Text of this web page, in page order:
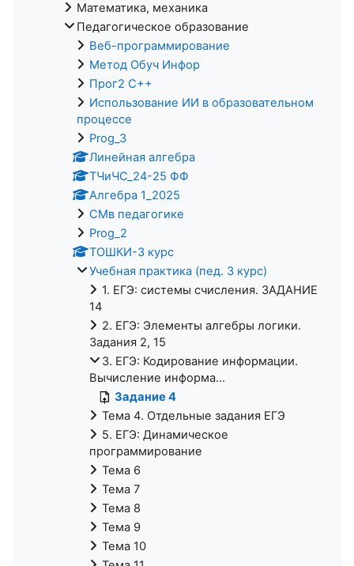
Математика, механика
Педагогическое образование
Веб-программирование
Метод Обуч Инфор
Прог2 С++
Использование ИИ в образовательном
процессе
Prog_3
Линейная алгебра
ТЧиЧС_24-25 ФФ
Алгебра 1_2025
СМв педагогике
Prog_2
ТОШКИ-3 курс
Учебная практика (пед. 3 курс)
1. ЕГЭ: системы счисления. ЗАДАНИЕ
14
2. ЕГЭ: Элементы алгебры логики.
Задания 2, 15
3. ЕГЭ: Кодирование информации.
Вычисление информа...
Задание 4
Тема 4. Отдельные задания ЕГЭ
5. ЕГЭ: Динамическое
программирование
Тема 6
Тема 7
Тема 8
Тема 9
Тема 10